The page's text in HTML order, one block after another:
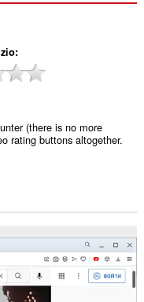
(there is no more
rating buttons altogether.